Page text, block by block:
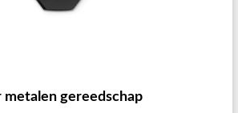
metalen gereedschap